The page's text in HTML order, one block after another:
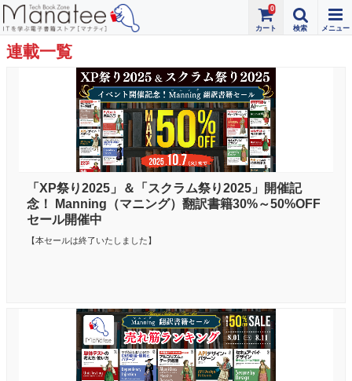
0
連載一覧
「XP祭り2025」＆「スクラム祭り2025」開催記
念！ Manning（マニング）翻訳書籍30%～50%OFF
セール開催中
【本セールは終了いたしました】